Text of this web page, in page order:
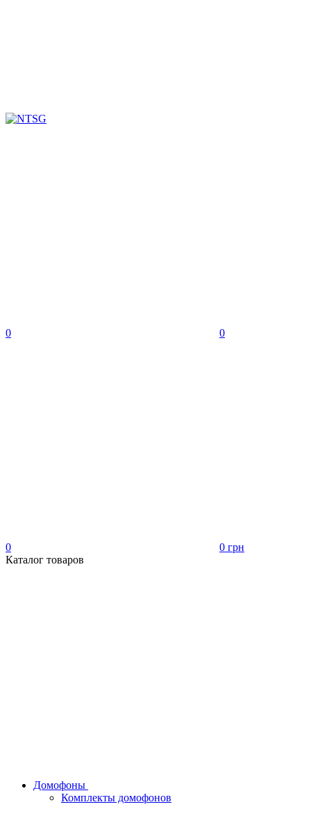
0 0
0
0 грн
Каталог товаров
Домофоны
Комплекты домофонов